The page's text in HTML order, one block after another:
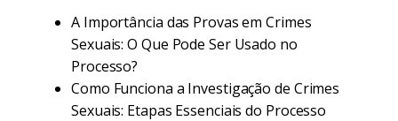
A Importância das Provas em Crimes
Sexuais: O Que Pode Ser Usado no
Processo?
Como Funciona a Investigação de Crimes
Sexuais: Etapas Essenciais do Processo